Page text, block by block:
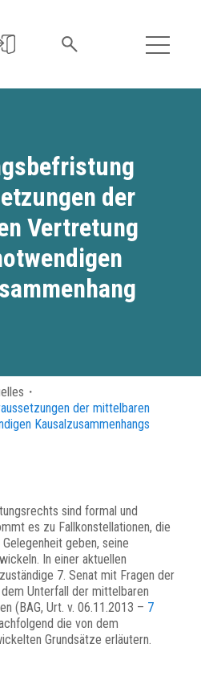
der
Vertretung
・
der mittelbaren
Kausalzusammenhangs
sind formal und
es zu Fallkonstellationen, die
geben, seine
In einer aktuellen
7. Senat mit Fragen der
Unterfall der mittelbaren
(BAG, Urt. v. 06.11.2013 – 7
die von dem
Grundsätze erläutern.